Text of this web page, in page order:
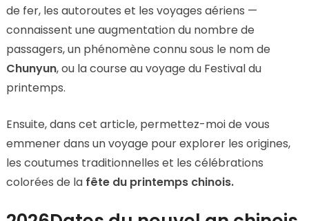
de fer, les autoroutes et les voyages aériens —
connaissent une augmentation du nombre de
passagers, un phénomène connu sous le nom de
Chunyun, ou la course au voyage du Festival du
printemps.
Ensuite, dans cet article, permettez-moi de vous
emmener dans un voyage pour explorer les origines,
les coutumes traditionnelles et les célébrations
colorées de lafête du printemps chinois.